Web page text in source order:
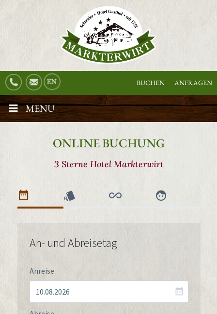
BUCHEN ANFRAGEN
MENU
ONLINE BUCHUNG
3 Sterne Hotel Markterwirt